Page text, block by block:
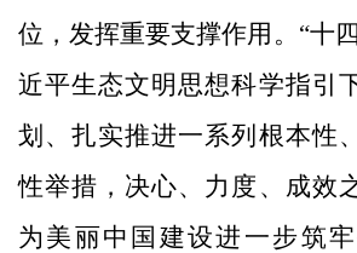
位，发挥重要支撑作用。“十
近平生态文明思想科学指引
划、扎实推进一系列根本性
性举措，决心、力度、成效
为美丽中国建设进一步筑